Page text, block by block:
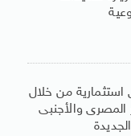
من خلال
المصرى والأجنبى